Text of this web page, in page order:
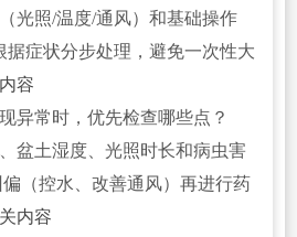
光照/温度/通风）和基础操作
据症状分步处理，避免一次性大
容
异常时，优先检查哪些点？
盆土湿度、光照时长和病虫害
（控水、改善通风）再进行药
内容